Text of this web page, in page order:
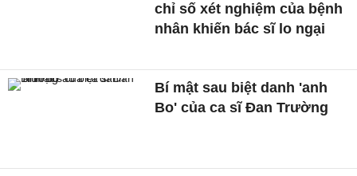
chỉ số xét nghiệm của bệnh
nhân khiến bác sĩ lo ngại
Bí mật sau biệt danh 'anh
Bo' của ca sĩ Đan Trường